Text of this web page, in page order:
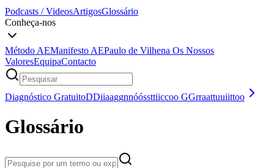
Podcasts / VideosArtigosGlossário
Conheça-nos
Método AEManifesto AEPaulo de Vilhena Os Nossos
ValoresEquipaContacto
Diagnóstico GratuitoDDiiaaggnnóóssttiiccoo GGrraattuuiittoo
Glossário